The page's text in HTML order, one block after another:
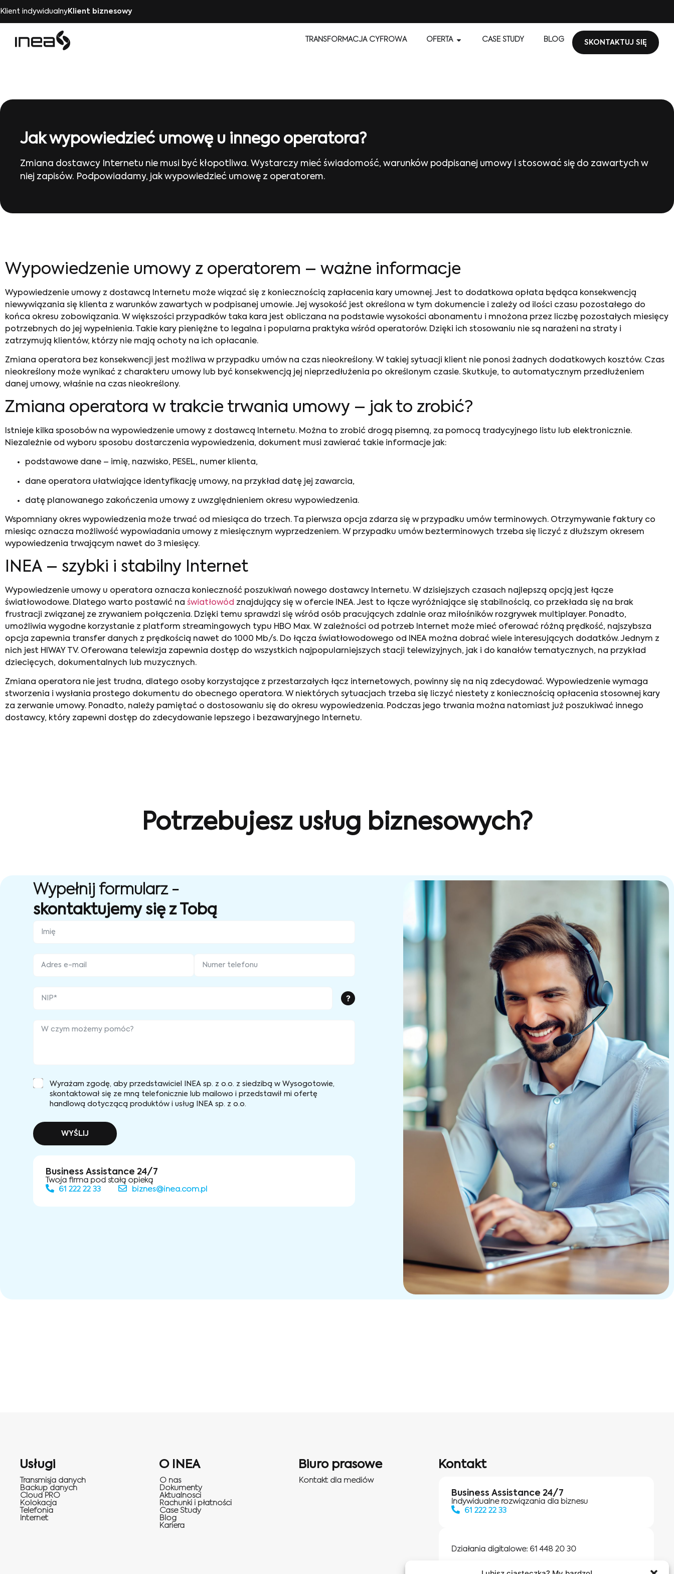
Klient indywidualnyKlient biznesowy
TRANSFORMACJA CYFROWA OFERTA CASE STUDY BLOG SKONTAKTUJ SIĘ
Jak wypowiedzieć umowę u innego operatora?
Zmiana dostawcy Internetu nie musi być kłopotliwa. Wystarczy mieć świadomość, warunków podpisanej umowy i stosować się do zawartych w
niej zapisów. Podpowiadamy, jak wypowiedzieć umowę z operatorem.
Wypowiedzenie umowy z operatorem – ważne informacje
Wypowiedzenie umowy z dostawcą Internetu może wiązać się z koniecznością zapłacenia kary umownej. Jest to dodatkowa opłata będąca konsekwencją
niewywiązania się klienta z warunków zawartych w podpisanej umowie. Jej wysokość jest określona w tym dokumencie i zależy od ilości czasu pozostałego do
końca okresu zobowiązania. W większości przypadków taka kara jest obliczana na podstawie wysokości abonamentu i mnożona przez liczbę pozostałych miesięcy
potrzebnych do jej wypełnienia. Takie kary pieniężne to legalna i popularna praktyka wśród operatorów. Dzięki ich stosowaniu nie są narażeni na straty i
zatrzymują klientów, którzy nie mają ochoty na ich opłacanie.
Zmiana operatora bez konsekwencji jest możliwa w przypadku umów na czas nieokreślony. W takiej sytuacji klient nie ponosi żadnych dodatkowych kosztów. Czas
nieokreślony może wynikać z charakteru umowy lub być konsekwencją jej nieprzedłużenia po określonym czasie. Skutkuje, to automatycznym przedłużeniem
danej umowy, właśnie na czas nieokreślony.
Zmiana operatora w trakcie trwania umowy – jak to zrobić?
Istnieje kilka sposobów na wypowiedzenie umowy z dostawcą Internetu. Można to zrobić drogą pisemną, za pomocą tradycyjnego listu lub elektronicznie.
Niezależnie od wyboru sposobu dostarczenia wypowiedzenia, dokument musi zawierać takie informacje jak:
podstawowe dane – imię, nazwisko, PESEL, numer klienta,
dane operatora ułatwiające identyfikację umowy, na przykład datę jej zawarcia,
datę planowanego zakończenia umowy z uwzględnieniem okresu wypowiedzenia.
Wspomniany okres wypowiedzenia może trwać od miesiąca do trzech. Ta pierwsza opcja zdarza się w przypadku umów terminowych. Otrzymywanie faktury co
miesiąc oznacza możliwość wypowiadania umowy z miesięcznym wyprzedzeniem. W przypadku umów bezterminowych trzeba się liczyć z dłuższym okresem
wypowiedzenia trwającym nawet do 3 miesięcy.
INEA – szybki i stabilny Internet
Wypowiedzenie umowy u operatora oznacza konieczność poszukiwań nowego dostawcy Internetu. W dzisiejszych czasach najlepszą opcją jest łącze
światłowodowe. Dlatego warto postawić na światłowód znajdujący się w ofercie INEA. Jest to łącze wyróżniające się stabilnością, co przekłada się na brak
frustracji związanej ze zrywaniem połączenia. Dzięki temu sprawdzi się wśród osób pracujących zdalnie oraz miłośników rozgrywek multiplayer. Ponadto,
umożliwia wygodne korzystanie z platform streamingowych typu HBO Max. W zależności od potrzeb Internet może mieć oferować różną prędkość, najszybsza
opcja zapewnia transfer danych z prędkością nawet do 1000 Mb/s. Do łącza światłowodowego od INEA można dobrać wiele interesujących dodatków. Jednym z
nich jest HIWAY TV. Oferowana telewizja zapewnia dostęp do wszystkich najpopularniejszych stacji telewizyjnych, jak i do kanałów tematycznych, na przykład
dziecięcych, dokumentalnych lub muzycznych.
Zmiana operatora nie jest trudna, dlatego osoby korzystające z przestarzałych łącz internetowych, powinny się na nią zdecydować. Wypowiedzenie wymaga
stworzenia i wysłania prostego dokumentu do obecnego operatora. W niektórych sytuacjach trzeba się liczyć niestety z koniecznością opłacenia stosownej kary
za zerwanie umowy. Ponadto, należy pamiętać o dostosowaniu się do okresu wypowiedzenia. Podczas jego trwania można natomiast już poszukiwać innego
dostawcy, który zapewni dostęp do zdecydowanie lepszego i bezawaryjnego Internetu.
Potrzebujesz usług biznesowych?
Wypełnij formularz -
skontaktujemy się z Tobą
?
Wyrażam zgodę, aby przedstawiciel INEA sp. z o.o. z siedzibą w Wysogotowie,
skontaktował się ze mną telefonicznie lub mailowo i przedstawił mi ofertę
handlową dotyczącą produktów i usług INEA sp. z o.o.
WYŚLIJ
Business Assistance 24/7
Twoja firma pod stałą opieką
61 222 22 33
biznes@inea.com.pl
Usługi
Transmisja danych
Backup danych
Cloud PRO
Kolokacja
Telefonia
Internet
O INEA
O nas
Dokumenty
Aktualnosci
Rachunki i płatności
Case Study
Blog
Kariera
Biuro prasowe
Kontakt dla mediów
Kontakt
Business Assistance 24/7
Indywidualne rozwiązania dla biznesu
61 222 22 33
Działania digitalowe: 61 448 20 30